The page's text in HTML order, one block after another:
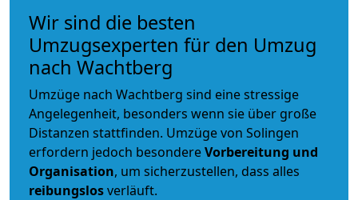
Wir sind die besten
Umzugsexperten für den Umzug
nach Wachtberg
Umzüge nach Wachtberg sind eine stressige
Angelegenheit, besonders wenn sie über große
Distanzen stattfinden. Umzüge von Solingen
erfordern jedoch besondereVorbereitung und
Organisation, um sicherzustellen, dass alles
reibungslosverläuft.